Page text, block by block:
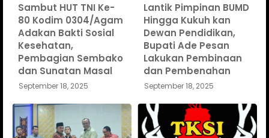
Sambut HUT TNI Ke-
80 Kodim 0304/Agam
Adakan Bakti Sosial
Kesehatan,
Pembagian Sembako
dan Sunatan Masal
September 18, 2025
Lantik Pimpinan BUMD
Hingga Kukuh kan
Dewan Pendidikan,
Bupati Ade Pesan
Lakukan Pembinaan
dan Pembenahan
September 18, 2025